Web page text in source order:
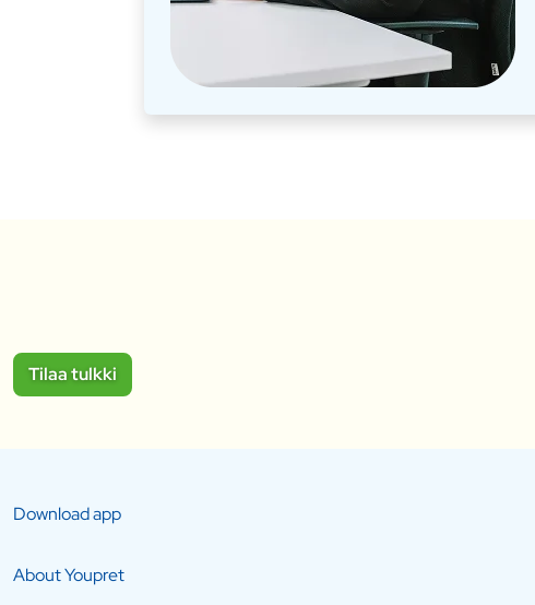
Tilaa tulkki
Download app
About Youpret